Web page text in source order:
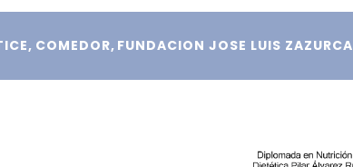
COMEDOR FUNDACION JOSE LUIS ZAZURCA